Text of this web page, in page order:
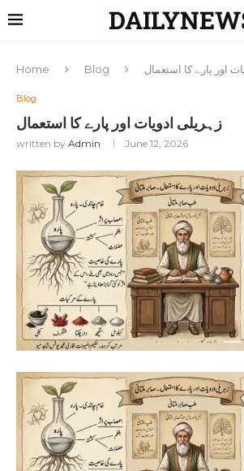
Home Blog اور پارے کا استعمال
Blog
زہریلی ادویات اور پارے کا استعمال
written by Admin June 12, 2026